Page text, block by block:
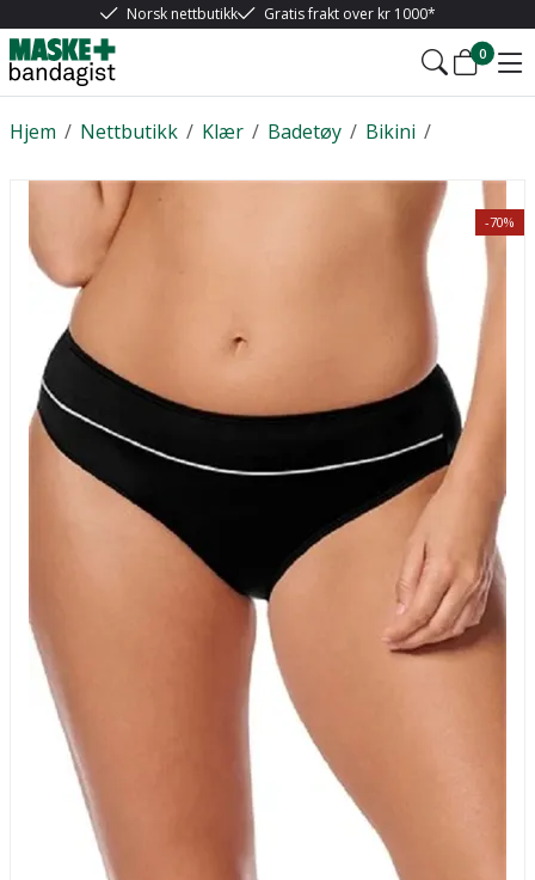
Norsk nettbutikk Gratis frakt over kr 1000*
0
/
Hjem /
Nettbutikk /
Klær /
Badetøy /
Bikini
-70%